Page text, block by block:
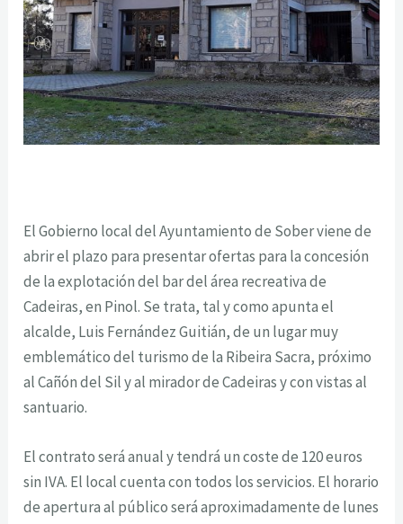
El Gobierno local del Ayuntamiento de Sober viene de
abrir el plazo para presentar ofertas para la concesión
de la explotación del bar del área recreativa de
Cadeiras, en Pinol. Se trata, tal y como apunta el
alcalde, Luis Fernández Guitián, de un lugar muy
emblemático del turismo de la Ribeira Sacra, próximo
al Cañón del Sil y al mirador de Cadeiras y con vistas al
santuario.
El contrato será anual y tendrá un coste de 120 euros
sin IVA. El local cuenta con todos los servicios. El horario
de apertura al público será aproximadamente de lunes